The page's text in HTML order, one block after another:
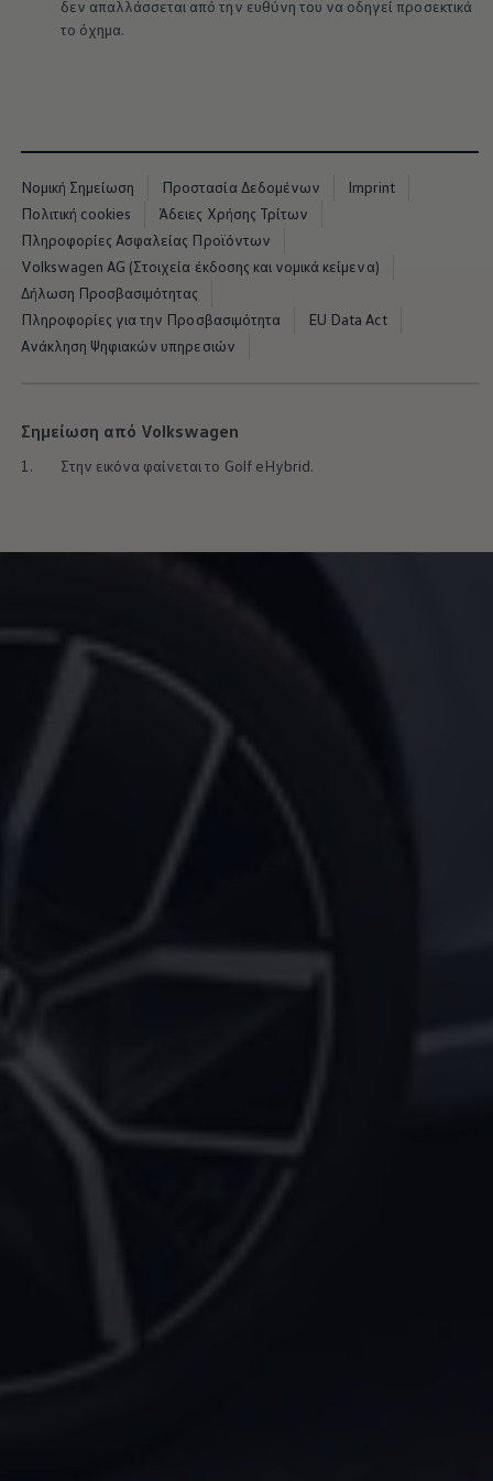
δεν απαλλάσσεται από την ευθύνη του να οδηγεί προσεκτικά
το όχημα.
Νομική Σημείωση Προστασία Δεδομένων
Imprint
Πολιτική cookies
Άδειες Χρήσης Τρίτων
Πληροφορίες Ασφαλείας Προϊόντων
Volkswagen AG (Στοιχεία έκδοσης και νομικά κείμενα)
Δήλωση Προσβασιμότητας
Πληροφορίες για την Προσβασιμότητα
EU Data Act
Ανάκληση Ψηφιακών υπηρεσιών
Σημείωση από Volkswagen
1. Στην εικόνα φαίνεται το Golf eHybrid.